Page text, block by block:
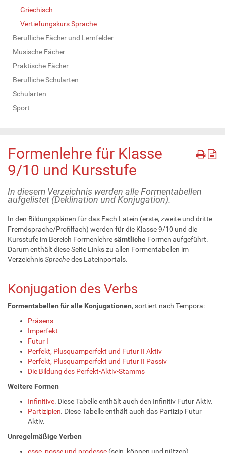
Griechisch
Vertiefungskurs Sprache
Berufliche Fächer und Lernfelder
Musische Fächer
Praktische Fächer
Berufliche Schularten
Schularten
Sport
Formenlehre für Klasse
9/10 und Kursstufe
In diesem Verzeichnis werden alle Formentabellen
aufgelistet (Deklination und Konjugation).
In den Bildungsplänen für das Fach Latein (erste, zweite und dritte
Fremdsprache/Profilfach) werden für die Klasse 9/10 und die
Kursstufe im Bereich Formenlehresämtliche Formen aufgeführt.
Darum enthält diese Seite Links zu allen Formentabellen im
VerzeichnisSprachedes Lateinportals.
Konjugation des Verbs
Formentabellen für alle Konjugationen, sortiert nach Tempora:
Präsens
Imperfekt
Futur I
Perfekt, Plusquamperfekt und Futur II Aktiv
Perfekt, Plusquamperfekt und Futur II Passiv
Die Bildung des Perfekt-Aktiv-Stamms
Weitere Formen
Infinitive. Diese Tabelle enthält auch den Infinitiv Futur Aktiv.
Partizipien. Diese Tabelle enthält auch das Partizip Futur
Aktiv.
Unregelmäßige Verben